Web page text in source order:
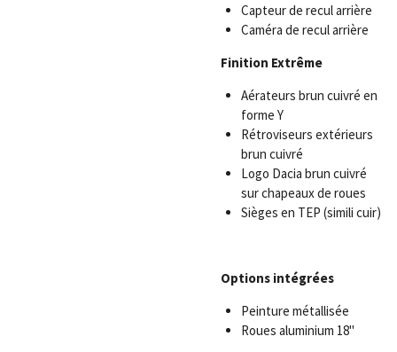
Capteur de recul arrière
Caméra de recul arrière
Finition Extrême
Aérateurs brun cuivré en
forme Y
Rétroviseurs extérieurs
brun cuivré
Logo Dacia brun cuivré
sur chapeaux de roues
Sièges en TEP (simili cuir)
Options intégrées
Peinture métallisée
Roues aluminium 18"